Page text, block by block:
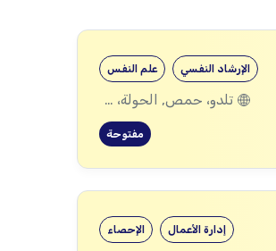
علم النفس الإرشاد النفسي
تلدو، حمص, الحولة، حمص
مفتوحة
الإحصاء إدارة الأعمال